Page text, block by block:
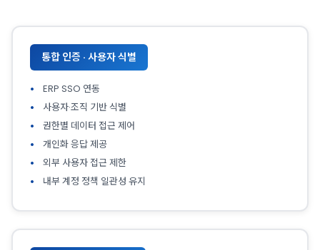
통합 인증 · 사용자 식별
ERP SSO 연동
사용자·조직 기반 식별
권한별 데이터 접근 제어
개인화 응답 제공
외부 사용자 접근 제한
내부 계정 정책 일관성 유지